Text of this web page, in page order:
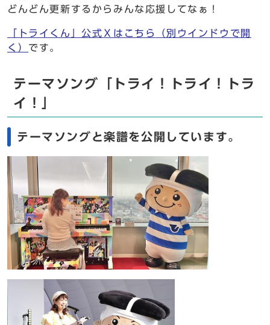
どんどん更新するからみんな応援してなぁ！
「トライくん」公式Ｘはこちら
（別ウインドウで開
く） です。
テーマソング「トライ！トライ！トラ
イ！」
テーマソングと楽譜を公開しています。